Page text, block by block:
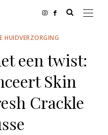
HUIDVERZORGING
een twist:
Skin
Crackle